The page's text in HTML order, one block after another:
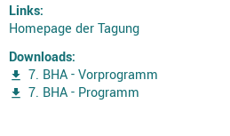
Links:
Homepage der Tagung
Downloads:
7. BHA - Vorprogramm
7. BHA - Programm